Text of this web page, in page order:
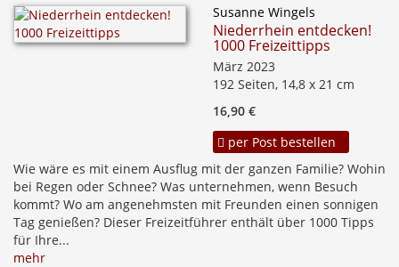
Susanne Wingels
Niederrhein entdecken!
1000 Freizeittipps
März 2023
192 Seiten, 14,8 x 21 cm
16,90 €
per Post bestellen
Wie wäre es mit einem Ausflug mit der ganzen Familie? Wohin
bei Regen oder Schnee? Was unternehmen, wenn Besuch
kommt? Wo am angenehmsten mit Freunden einen sonnigen
Tag genießen? Dieser Freizeitführer enthält über 1000 Tipps
für Ihre...
mehr